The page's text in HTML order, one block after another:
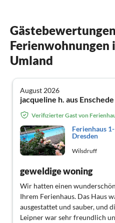
Ferienwohnungen
Umland
August 2026
jacqueline h. aus Enschede
Verifizierter Gast von
Ferienhaus
Dresden
Wilsdruff
geweldige woning
Wir hatten einen
Ihrem Ferienhaus. Das Haus
ausgestattet und sauber, und
Leipner war sehr freundlich